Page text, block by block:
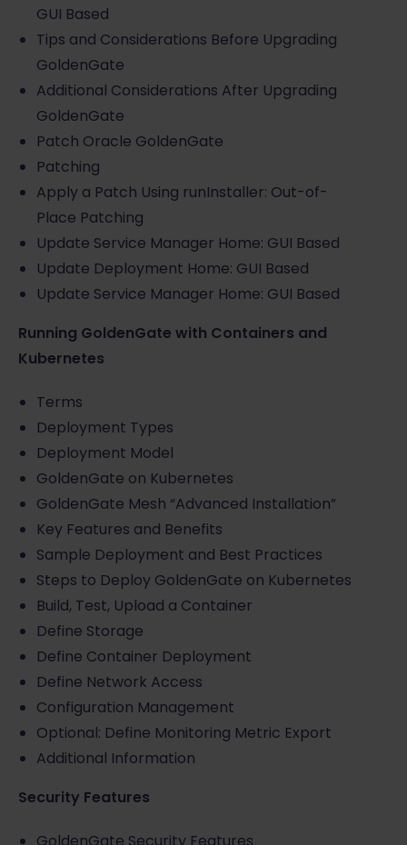
GUI Based
Tips and Considerations Before Upgrading
GoldenGate
Additional Considerations After Upgrading
GoldenGate
Patch Oracle GoldenGate
Patching
Apply a Patch Using runInstaller: Out-of-
Place Patching
Update Service Manager Home: GUI Based
Update Deployment Home: GUI Based
Update Service Manager Home: GUI Based
Running GoldenGate with Containers and
Kubernetes
Terms
Deployment Types
Deployment Model
GoldenGate on Kubernetes
GoldenGate Mesh “Advanced Installation”
Key Features and Benefits
Sample Deployment and Best Practices
Steps to Deploy GoldenGate on Kubernetes
Build, Test, Upload a Container
Define Storage
Define Container Deployment
Define Network Access
Configuration Management
Optional: Define Monitoring Metric Export
Additional Information
Security Features